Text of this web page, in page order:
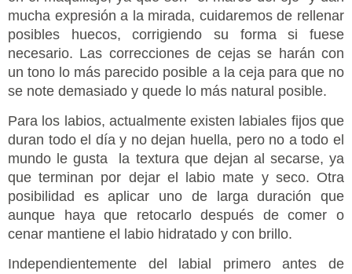
mucha expresión a la mirada, cuidaremos de rellenar
posibles huecos, corrigiendo su forma si fuese
necesario. Las correcciones de cejas se harán con
un tono lo más parecido posible a la ceja para que no
se note demasiado y quede lo más natural posible.
Para los labios, actualmente existen labiales fijos que
duran todo el día y no dejan huella, pero no a todo el
mundo le gusta la textura que dejan al secarse, ya
que terminan por dejar el labio mate y seco. Otra
posibilidad es aplicar uno de larga duración que
aunque haya que retocarlo después de comer o
cenar mantiene el labio hidratado y con brillo.
Independientemente del labial primero antes de